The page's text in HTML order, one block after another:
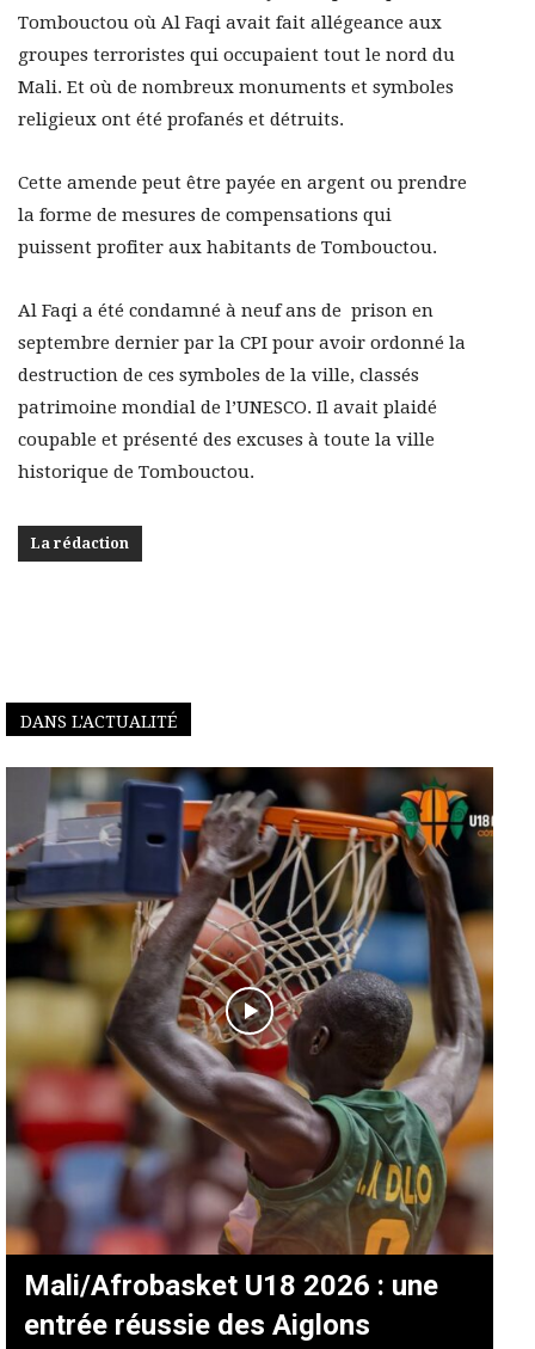
Tombouctou où Al Faqi avait fait allégeance aux
groupes terroristes qui occupaient tout le nord du
Mali. Et où de nombreux monuments et symboles
religieux ont été profanés et détruits.
Cette amende peut être payée en argent ou prendre
la forme de mesures de compensations qui
puissent profiter aux habitants de Tombouctou.
Al Faqi a été condamné à neuf ans de prison en
septembre dernier par la CPI pour avoir ordonné la
destruction de ces symboles de la ville, classés
patrimoine mondial de l’UNESCO. Il avait plaidé
coupable et présenté des excuses à toute la ville
historique de Tombouctou.
La rédaction
DANS L'ACTUALITÉ
Mali/Afrobasket U18 2026 : une
entrée réussie des Aiglons